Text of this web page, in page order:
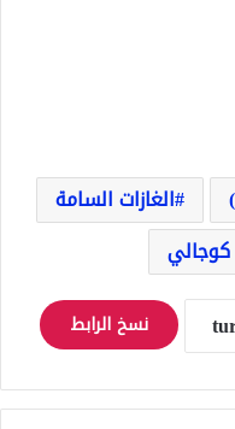
الغازات السامة
نسخ الرابط